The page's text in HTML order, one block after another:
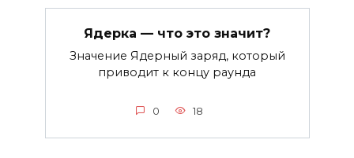
Ядерка — что это значит?
Значение Ядерный заряд, который
приводит к концу раунда
0 18